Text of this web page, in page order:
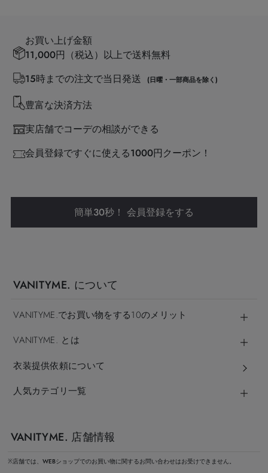
お買い上げ金額
11,000円（税込）以上で送料無料
15時までの注文で当日発送
(日曜・一部商品を除く)
豊富な決済方法
実店舗でコーデの相談ができる
会員登録ですぐに使える1000円クーポン！
簡単30秒！ 会員登録をする
VANITYME. について
VANITYME.でお買い物をする10のメリット
VANITYME. とは
衣装提供依頼について
人気カテゴリ一覧
VANITYME. 店舗情報
※店舗では、WEBショップでのお買い物に関するお問い合わせはお受けできません。